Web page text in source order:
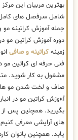
بهترین مربیان این
شامل سرفصل های کامل
جمله آموزش کراتینه
دوره آموزش کراتین مو
زمینه کراتینه و صافی
فنی حرفه ای کراتین مو
مشغول به کار شوید.
صاف و لخت شدن مو ها
آ»وزش کراتین مو در
بگیرید. همچنین پس از
های آرایشی معرفی
یابد. همچنین بانوان